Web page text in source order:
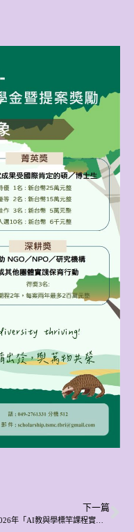
下一篇
本校2026年「AI教與學標竿課程實踐暨成果展演競賽專案」，歡迎教師、同學踴躍參加！